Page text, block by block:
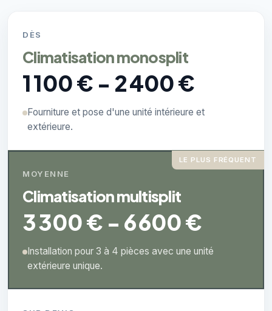
DÈS
Climatisation monosplit
1 100 € - 2 400 €
Fourniture et pose d'une unité intérieure et
extérieure.
LE PLUS FRÉQUENT
MOYENNE
Climatisation multisplit
3 300 € - 6 600 €
Installation pour 3 à 4 pièces avec une unité
extérieure unique.